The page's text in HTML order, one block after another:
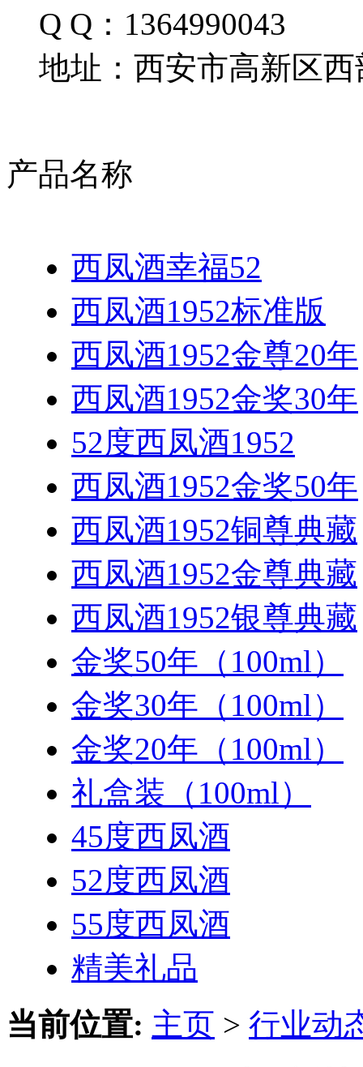
Q Q：1364990043
地址：西安市高新区西
产品名称
西凤酒幸福52
西凤酒1952标准版
西凤酒1952金尊20年
西凤酒1952金奖30年
52度西凤酒1952
西凤酒1952金奖50年
西凤酒1952铜尊典藏
西凤酒1952金尊典藏
西凤酒1952银尊典藏
金奖50年（100ml）
金奖30年（100ml）
金奖20年（100ml）
礼盒装（100ml）
45度西凤酒
52度西凤酒
55度西凤酒
精美礼品
当前位置: 主页 > 行业动